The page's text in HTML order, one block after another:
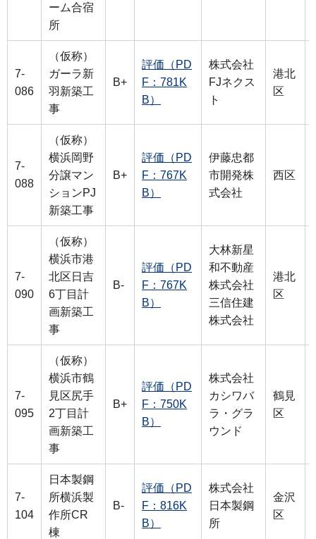
ーム合宿
所
7-
086
（仮称）
ガーラ新
羽新築工
事
B+
評価（PD
F：781K
B）
株式会社
FJネクス
ト
港北
区
7-
088
（仮称）
横浜岡野
分譲マン
ションPJ
新築工事
B+
評価（PD
F：767K
B）
伊藤忠都
市開発株
式会社
西区
7-
090
（仮称）
横浜市港
北区日吉
6丁目計
画新築工
事
B-
評価（PD
F：767K
B）
大林新星
和不動産
株式会社
三信住建
株式会社
港北
区
7-
095
（仮称）
横浜市鶴
見区尻手
2丁目計
画新築工
事
B+
評価（PD
F：750K
B）
株式会社
カシワバ
ラ・グラ
ウンド
鶴見
区
7-
104
日本製鋼
所横浜製
作所CR
棟
B-
評価（PD
F：816K
B）
株式会社
日本製鋼
所
金沢
区